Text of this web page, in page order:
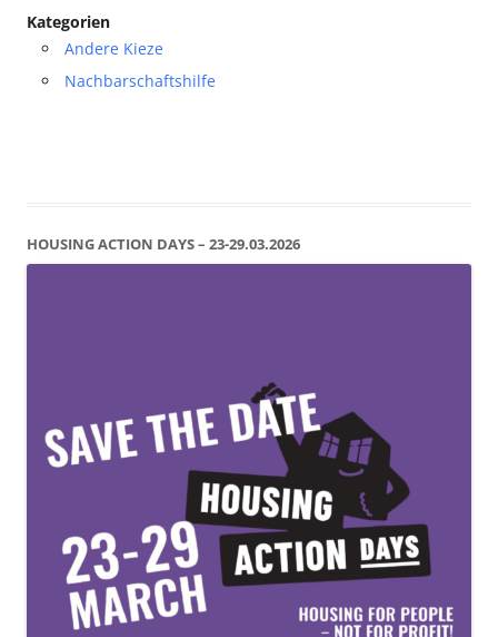
Kategorien
Andere Kieze
Nachbarschaftshilfe
HOUSING ACTION DAYS – 23-29.03.2026